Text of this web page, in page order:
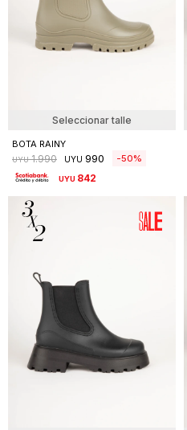
Seleccionar talle
BOTA RAINY
UYU 1.990 UYU 990 50
UYU 842